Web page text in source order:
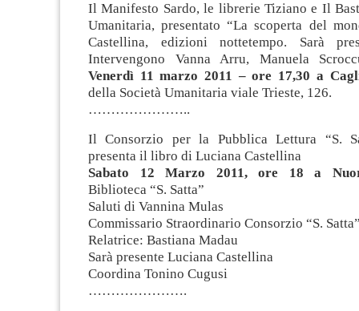
Il Manifesto Sardo, le librerie Tiziano e Il
Umanitaria, presentato “La scoperta del
Castellina, edizioni nottetempo. Sarà
Intervengono Vanna Arru, Manuela
Venerdì 11 marzo 2011 – ore 17,30 a
della Società Umanitaria viale Trieste, 126.
…………………..
Il Consorzio per la Pubblica Lettura “S.
presenta il libro di Luciana Castellina
Sabato 12 Marzo 2011, ore 18 a
Biblioteca “S. Satta”
Saluti di Vannina Mulas
Commissario Straordinario Consorzio “S.
Relatrice: Bastiana Madau
Sarà presente Luciana Castellina
Coordina Tonino Cugusi
………………….